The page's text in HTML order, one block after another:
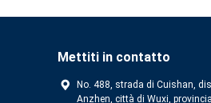
Mettiti in contatto
No. 488, strada di Cuishan,
Anzhen, città di Wuxi,